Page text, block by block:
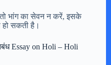
भांग का सेवन न करें, इसके
सकती है।
Essay on Holi – Holi